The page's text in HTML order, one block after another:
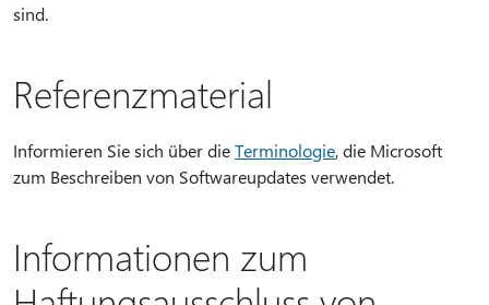
sind.
Referenzmaterial
Informieren Sie sich über dieTerminologie, die Microsoft
zum Beschreiben von Softwareupdates verwendet.
Informationen zum